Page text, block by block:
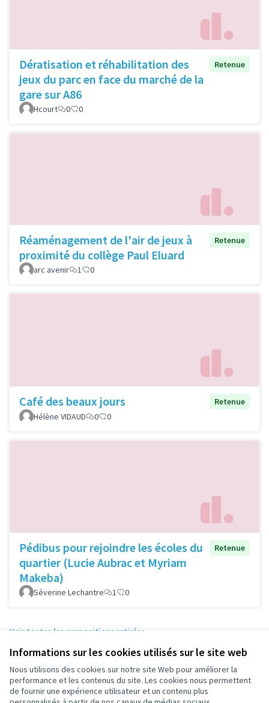
Informations sur les cookies utilisés sur le site web
Nous utilisons des cookies sur notre site Web pour améliorer la
performance et les contenus du site. Les cookies nous permettent
de fournir une expérience utilisateur et un contenu plus
Dératisation et réhabilitation des
jeux du parc en face du marché de la
gare sur A86
Retenue
Hcourt 0 0
Réaménagement de l'air de jeux à
proximité du collège Paul Eluard
Retenue
arc avenir 1 0
Café des beaux jours
Retenue
Hélène VIDAUD
0 0
Pédibus pour rejoindre les écoles du
quartier (Lucie Aubrac et Myriam
Makeba)
Retenue
Séverine Lechantre 1 0
Voir toutes les propositions retirées
Conditions d'utilisation
Paramètres des cookies
participez.nanterre.fr sur X
participez.nanterre.fr sur Facebook
participez.nanterre.fr sur Instagram
participez.nanterre.fr sur YouTube
participez.nanterre.fr sur GitHub